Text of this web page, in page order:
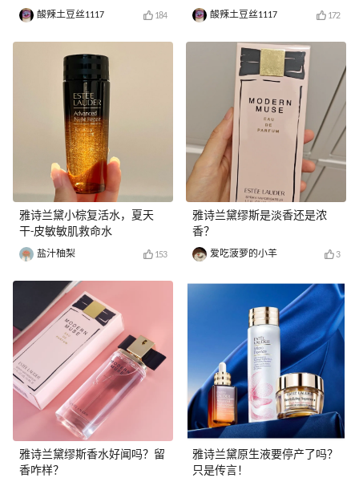
酸辣土豆丝1117 184
雅诗兰黛小棕复活水，夏天
干-皮敏敏肌救命水
盐汁柚梨 153
雅诗兰黛缪斯香水好闻吗？留
香咋样？
酸辣土豆丝1117 172
雅诗兰黛缪斯是淡香还是浓
香？
爱吃菠萝的小羊 3
雅诗兰黛原生液要停产了吗？
只是传言！